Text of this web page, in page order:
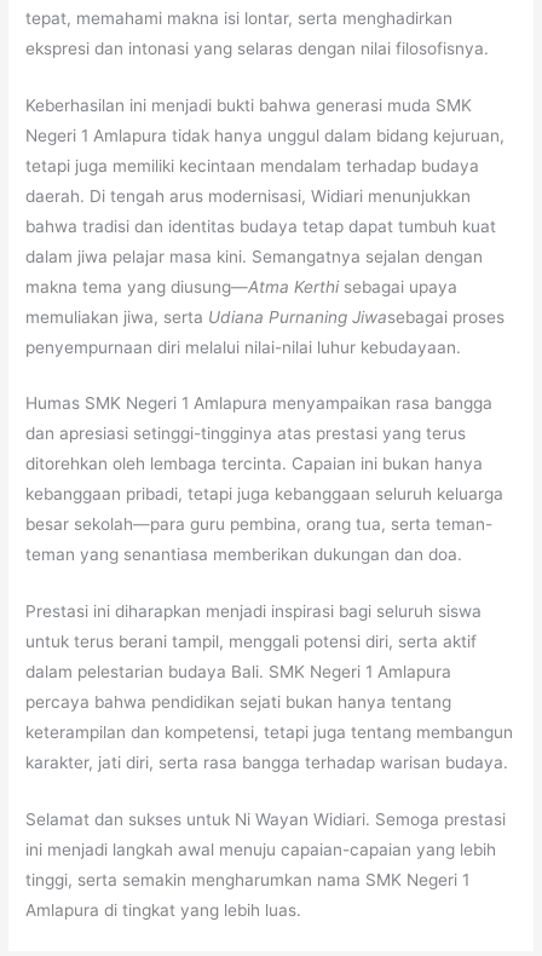
tepat, memahami makna isi lontar, serta menghadirkan
ekspresi dan intonasi yang selaras dengan nilai filosofisnya.
Keberhasilan ini menjadi bukti bahwa generasi muda SMK
Negeri 1 Amlapura tidak hanya unggul dalam bidang kejuruan,
tetapi juga memiliki kecintaan mendalam terhadap budaya
daerah. Di tengah arus modernisasi, Widiari menunjukkan
bahwa tradisi dan identitas budaya tetap dapat tumbuh kuat
dalam jiwa pelajar masa kini. Semangatnya sejalan dengan
makna tema yang diusung—Atma Kerthisebagai upaya
memuliakan jiwa, serta Udiana Purnaning Jiwasebagai proses
penyempurnaan diri melalui nilai-nilai luhur kebudayaan.
Humas SMK Negeri 1 Amlapura menyampaikan rasa bangga
dan apresiasi setinggi-tingginya atas prestasi yang terus
ditorehkan oleh lembaga tercinta. Capaian ini bukan hanya
kebanggaan pribadi, tetapi juga kebanggaan seluruh keluarga
besar sekolah—para guru pembina, orang tua, serta teman-
teman yang senantiasa memberikan dukungan dan doa.
Prestasi ini diharapkan menjadi inspirasi bagi seluruh siswa
untuk terus berani tampil, menggali potensi diri, serta aktif
dalam pelestarian budaya Bali. SMK Negeri 1 Amlapura
percaya bahwa pendidikan sejati bukan hanya tentang
keterampilan dan kompetensi, tetapi juga tentang membangun
karakter, jati diri, serta rasa bangga terhadap warisan budaya.
Selamat dan sukses untuk Ni Wayan Widiari. Semoga prestasi
ini menjadi langkah awal menuju capaian-capaian yang lebih
tinggi, serta semakin mengharumkan nama SMK Negeri 1
Amlapura di tingkat yang lebih luas.